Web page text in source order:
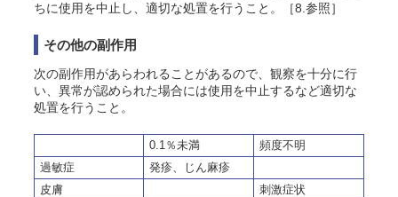
ちに使用を中止し、適切な処置を行うこと。［8.参照］
その他の副作用
次の副作用があらわれることがあるので、観察を十分に行
い、異常が認められた場合には使用を中止するなど適切な
処置を行うこと。
0.1％未満
頻度不明
過敏症
発疹、じん麻疹
皮膚
刺激症状